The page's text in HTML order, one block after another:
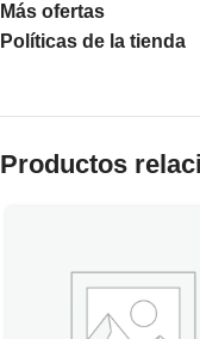
Más ofertas
Políticas de la tienda
Productos